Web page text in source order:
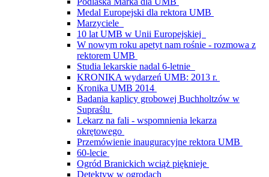
Medal Europejski dla rektora UMB
Marzyciele
10 lat UMB w Unii Europejskiej
W nowym roku apetyt nam rośnie - rozmowa z
rektorem UMB
Studia lekarskie nadal 6-letnie
KRONIKA wydarzeń UMB: 2013 r.
Kronika UMB 2014
Badania kaplicy grobowej Buchholtzów w
Supraślu
Lekarz na fali - wspomnienia lekarza
okrętowego
Przemówienie inauguracyjne rektora UMB
60-lecie
Ogród Branickich wciąż pięknieje
Detektyw w ogrodach